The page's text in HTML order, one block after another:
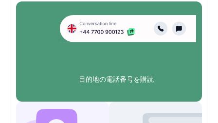
目的地の電話番号を購読